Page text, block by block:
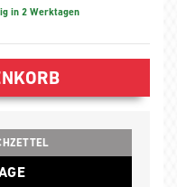
in 2 Werktagen